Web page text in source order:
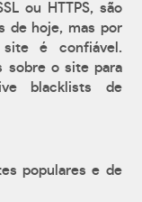
ou HTTPS, são
de hoje, mas por
é confiável.
sobre o site para
blacklists de
populares e de